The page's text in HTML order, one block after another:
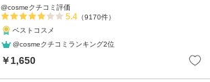
@cosmeクチコミ評価
5.4 （9170件）
ベストコスメ
@cosmeクチコミランキング2位
￥1,650